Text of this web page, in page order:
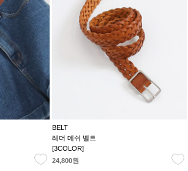
BELT
레더 메쉬 벨트
[3COLOR]
24,800원